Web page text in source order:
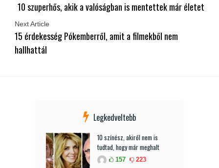
10 szuperhős, akik a valóságban is mentettek már életet
Next Article
15 érdekesség Pókemberről, amit a filmekből nem
hallhattál
Legkedveltebb
10 színész, akiről nem is
tudtad, hogy már meghalt
157 223